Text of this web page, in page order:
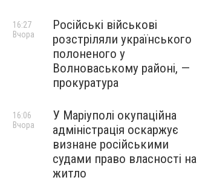
Російські військові
розстріляли українського
полоненого у
Волноваському районі, —
прокуратура
16:27
Вчора
У Маріуполі окупаційна
адміністрація оскаржує
визнане російськими
судами право власності на
житло
16:06
Вчора